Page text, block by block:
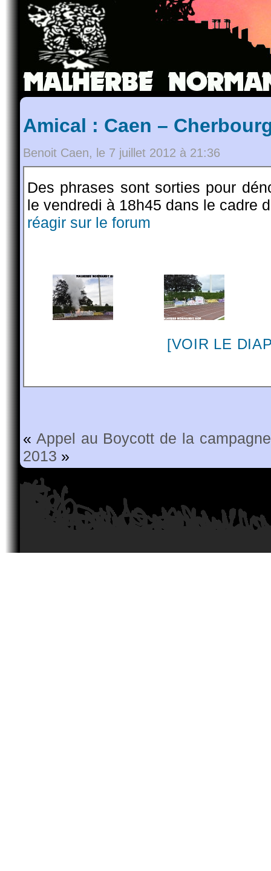
Amical : Caen –
Benoit Caen, le 7 juillet 2012 à 21:36
Des phrases sont sorties pour
le vendredi à 18h45 dans le cadre
réagir sur le forum
[VOIR LE
« Appel au Boycott de la
2013 »